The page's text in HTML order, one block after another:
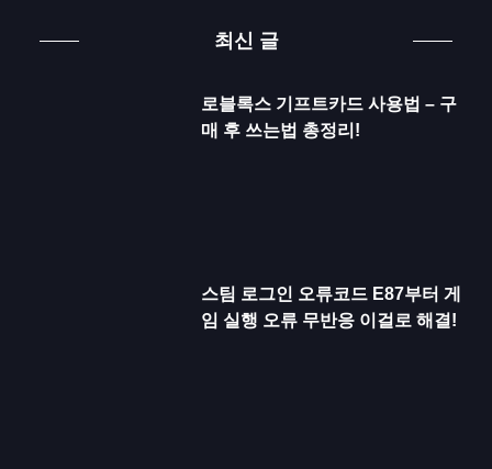
최신 글
로블록스 기프트카드 사용법 – 구
매 후 쓰는법 총정리!
스팀 로그인 오류코드 E87부터 게
임 실행 오류 무반응 이걸로 해결!